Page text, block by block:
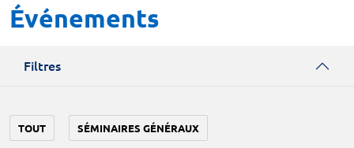
Événements
Filtres
TOUT SÉMINAIRES GÉNÉRAUX